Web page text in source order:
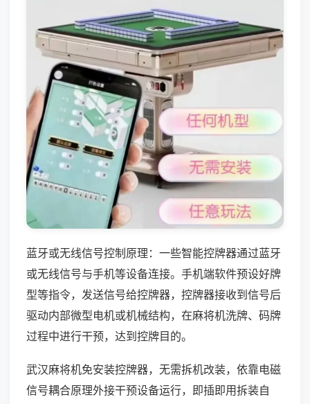
蓝牙或无线信号控制原理：一些智能控牌器通过蓝牙
或无线信号与手机等设备连接。手机端软件预设好牌
型等指令，发送信号给控牌器，控牌器接收到信号后
驱动内部微型电机或机械结构，在麻将机洗牌、码牌
过程中进行干预，达到控牌目的。
武汉麻将机免安装控牌器，无需拆机改装，依靠电磁
信号耦合原理外接干预设备运行，即插即用拆装自